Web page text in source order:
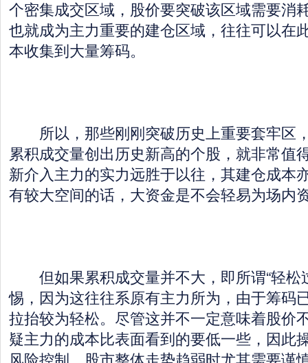
个密集成交区域，股价要突破该区域需要消
也就成为主力重要的建仓区域，往往可以在
本收集到大量筹码。
所以，那些刚刚突破历史上重要套牢区
累积成交量创出历史新高的个股，就非常值
新介入主力的实力远胜于以往，其建仓成本
有较大空间的话，大资金是不会轻易为场内
但如果累积成交量并不大，即所谓“轻松
惕，因为这往往系原有主力所为，由于筹码
拉抬较为轻松。尽管这并不一定意味着股价
疑主力的成本比表面看到的要低一些，因此
风险控制，股市整体走势趋弱时尤其需要谨